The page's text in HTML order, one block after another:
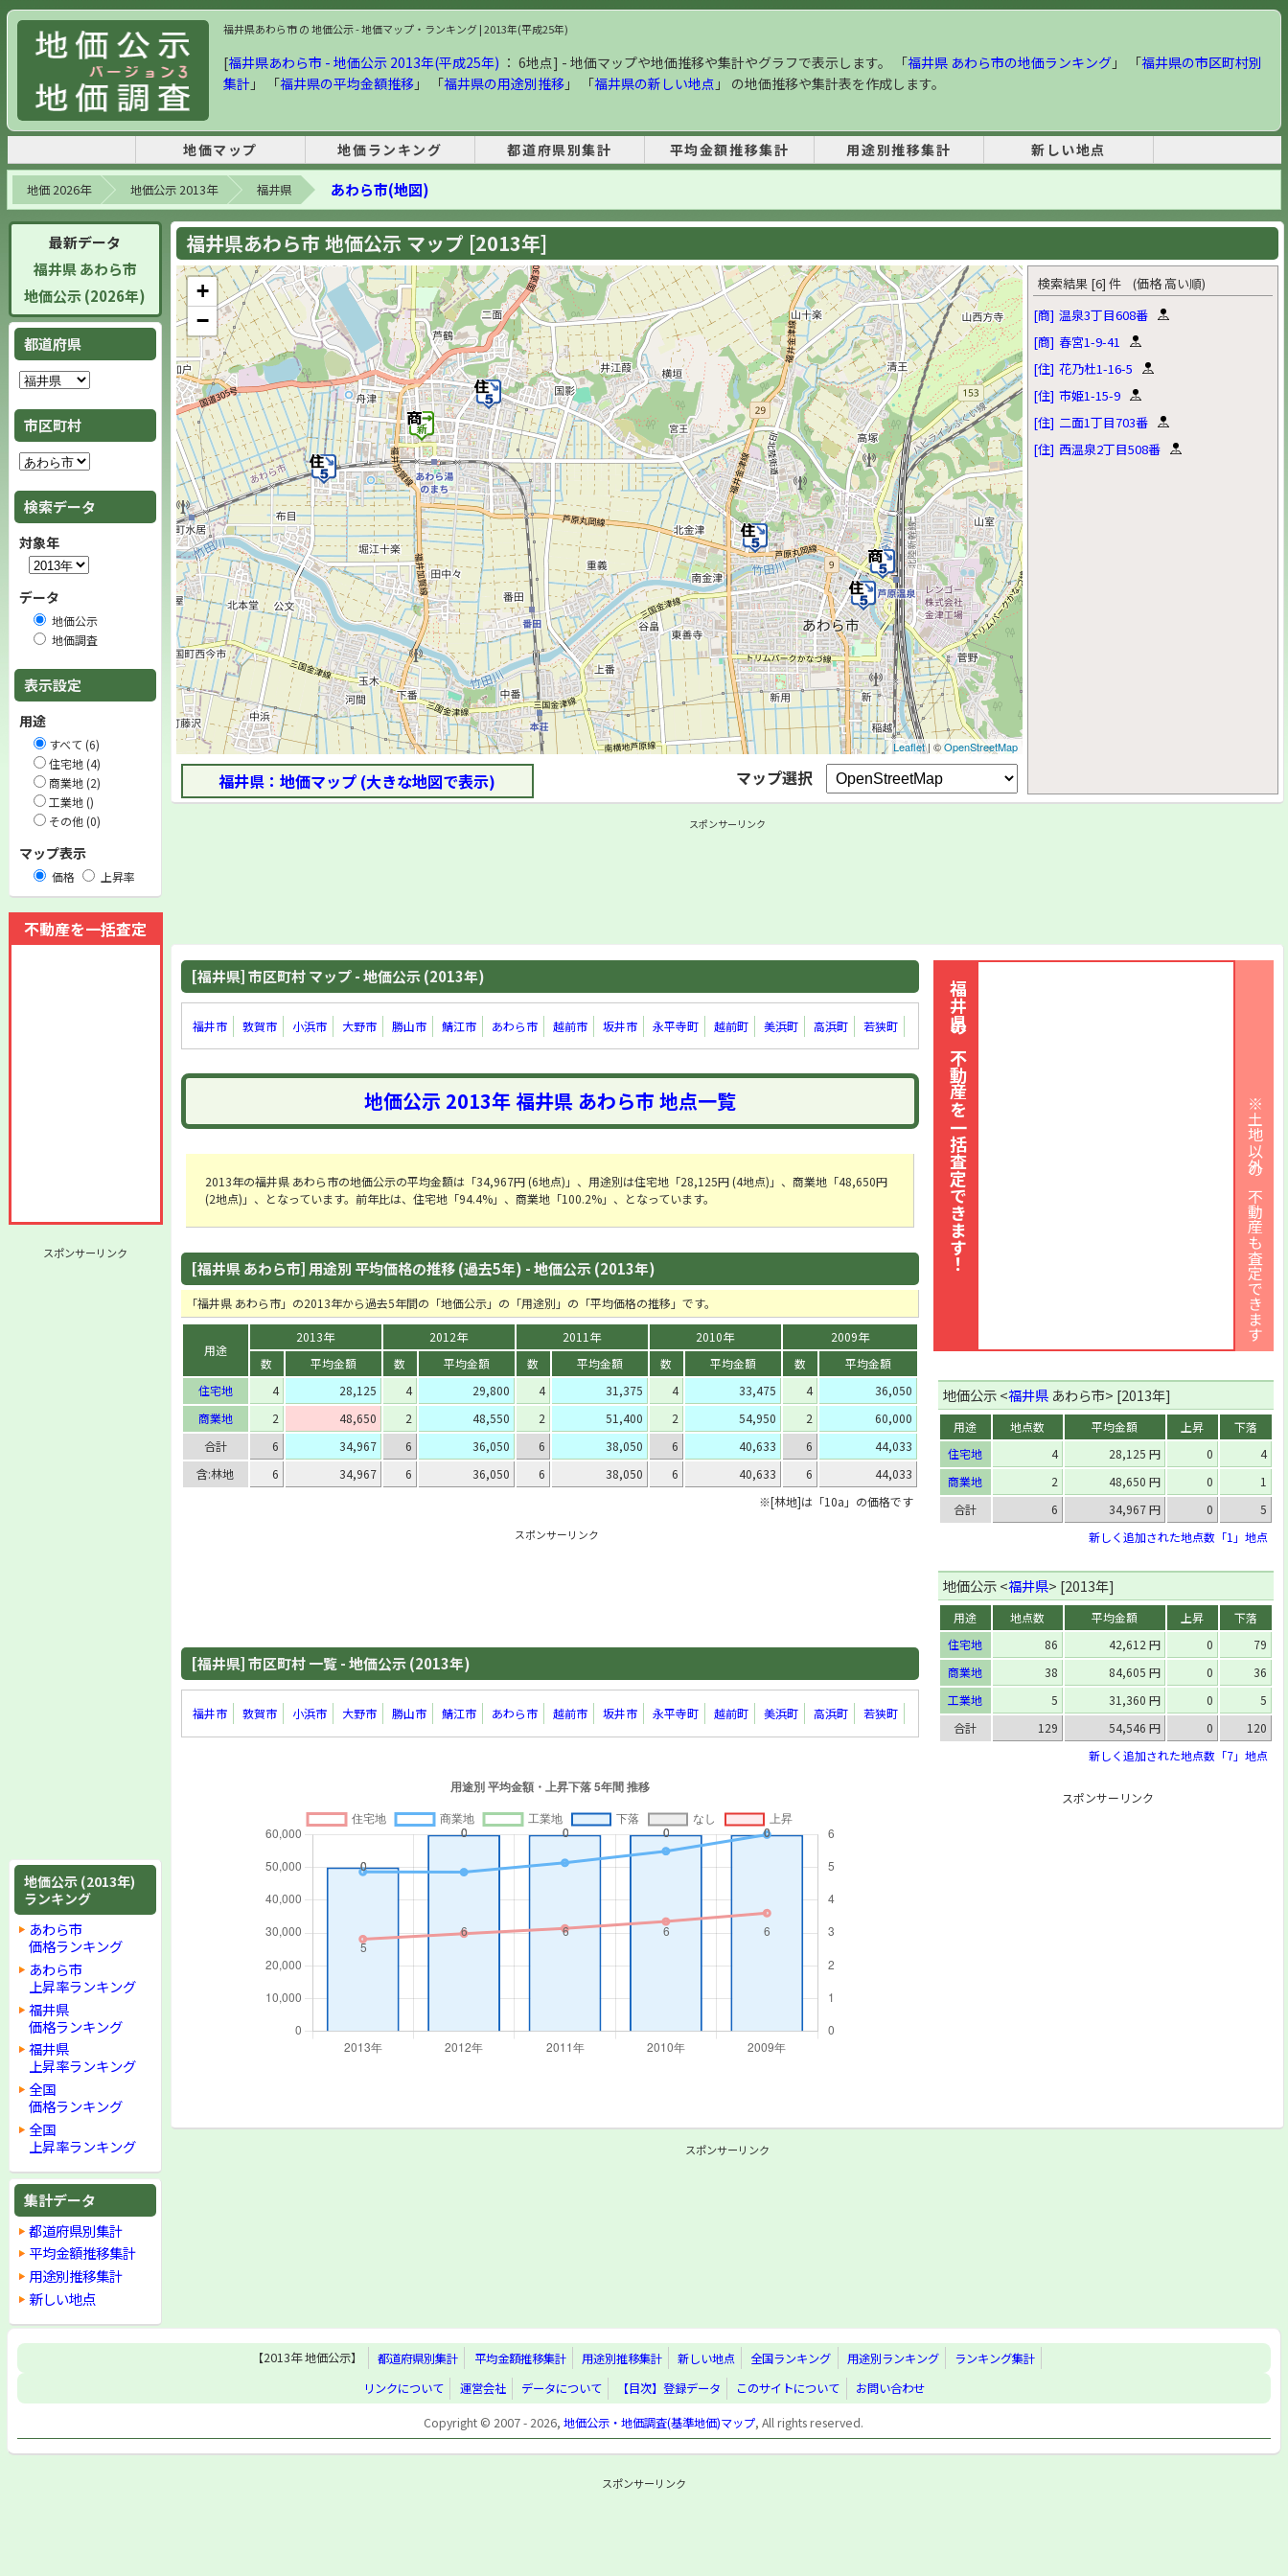
福井県あわら市 の 地価公示 - 地価マップ・ランキング | 2013年(平成25年)
[福井県あわら市 - 地価公示 2013年(平成25年) ： 6地点] - 地価マップや地価推移や集計やグラフで表示します。 「福井県 あわら市の地価ランキング」 「福井県の市区町村別
集計」 「福井県の平均金額推移」 「福井県の用途別推移」 「福井県の新しい地点 」 の地価推移や集計表を作成します。
地価マップ 地価ランキング 都道府県別集計 平均金額推移集計 用途別推移集計 新しい地点
地価 2026年 地価公示 2013年 福井県 あわら市(地図)
最新データ
福井県 あわら市
地価公示 (2026年)
都道府県
市区町村
検索データ
対象年
データ
地価公示
地価調査
表示設定
用途
すべて (6)
住宅地 (4)
商業地 (2)
工業地 ()
その他 (0)
マップ表示
価格 上昇率
不動産を一括査定
スポンサーリンク
地価公示 (2013年)
ランキング
あわら市
価格ランキング
あわら市
上昇率ランキング
福井県
価格ランキング
福井県
上昇率ランキング
全国
価格ランキング
全国
上昇率ランキング
集計データ
都道府県別集計
平均金額推移集計
用途別推移集計
新しい地点
福井県あわら市 地価公示 マップ [2013年]
+
−
Leaflet| ©OpenStreetMap
福井県：地価マップ (大きな地図で表示) マップ選択
検索結果 [6] 件 (価格 高い順)
[商] 温泉3丁目608番
[商] 春宮1-9-41
[住] 花乃杜1-16-5
[住] 市姫1-15-9
[住] 二面1丁目703番
[住] 西温泉2丁目508番
スポンサーリンク
[福井県] 市区町村 マップ - 地価公示 (2013年)
福井市 敦賀市 小浜市 大野市 勝山市 鯖江市 あわら市 越前市 坂井市 永平寺町 越前町 美浜町 高浜町 若狭町
地価公示 2013年 福井県 あわら市 地点一覧
2013年の福井県 あわら市の地価公示の平均金額は「34,967円 (6地点)」、用途別は住宅地「28,125円 (4地点)」、商業地「48,650円
(2地点)」、となっています。前年比は、住宅地「94.4%」、商業地「100.2%」、となっています。
[福井県 あわら市] 用途別 平均価格の推移 (過去5年) - 地価公示 (2013年)
「福井県 あわら市」の2013年から過去5年間の「地価公示」の「用途別」の「平均価格の推移」です。
用途
2013年 2012年 2011年 2010年
2009年
数
平均金額 数 平均金額 数 平均金額 数 平均金額 数
平均金額
住宅地
4 28,125 4 29,800 4 31,375 4 33,475 4
36,050
商業地
2 48,650 2 48,550 2 51,400 2 54,950 2
60,000
合計
6 34,967 6 36,050 6 38,050 6 40,633 6
44,033
含:林地
6 34,967 6 36,050 6 38,050 6 40,633 6
44,033
※[林地]は「10a」の価格です
スポンサーリンク
[福井県] 市区町村 一覧 - 地価公示 (2013年)
福井市 敦賀市 小浜市 大野市 勝山市 鯖江市 あわら市 越前市 坂井市 永平寺町 越前町 美浜町 高浜町 若狭町
福井県の不動産を一括査定できます！ ※土地以外の不動産も査定できます
地価公示 <福井県あわら市> [2013年]
用途 地点数 平均金額 上昇
下落
住宅地
4 28,125 円 0
4
商業地
2 48,650 円 0
1
合計
6 34,967 円 0
5
新しく追加された地点数「1」地点
地価公示 <福井県> [2013年]
用途 地点数 平均金額 上昇
下落
住宅地
86 42,612 円 0
79
商業地
38 84,605 円 0
36
工業地
5 31,360 円 0
5
合計
129 54,546 円 0
120
新しく追加された地点数「7」地点
スポンサーリンク
スポンサーリンク
【2013年 地価公示】 都道府県別集計 平均金額推移集計 用途別推移集計 新しい地点 全国ランキング 用途別ランキング
ランキング集計
リンクについて
運営会社 データについて 【目次】登録データ このサイトについて
お問い合わせ
Copyright © 2007 - 2026,地価公示・地価調査(基準地価)マップ, All rights reserved.
スポンサーリンク